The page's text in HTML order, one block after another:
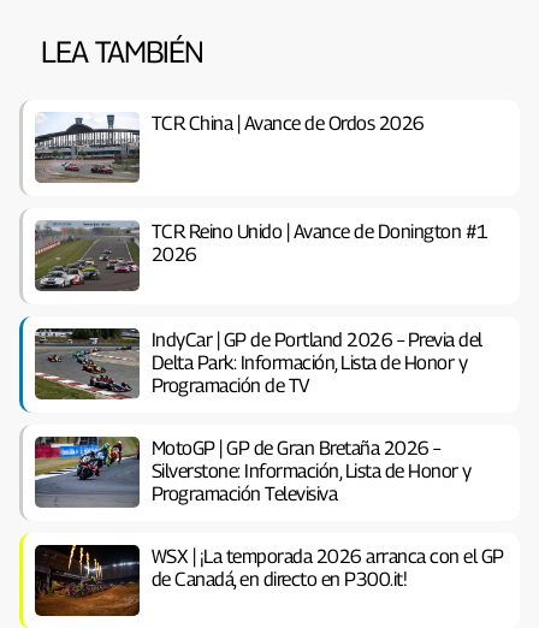
LEA TAMBIÉN
TCR China | Avance de Ordos 2026
TCR Reino Unido | Avance de Donington #1
2026
IndyCar | GP de Portland 2026 – Previa del
Delta Park: Información, Lista de Honor y
Programación de TV
MotoGP | GP de Gran Bretaña 2026 –
Silverstone: Información, Lista de Honor y
Programación Televisiva
WSX | ¡La temporada 2026 arranca con el GP
de Canadá, en directo en P300.it!